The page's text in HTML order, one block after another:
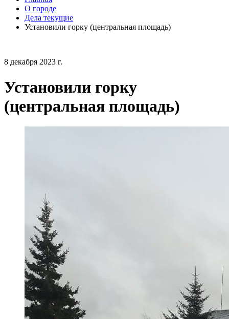
О городе
Дела текущие
Установили горку (центральная площадь)
8 декабря 2023 г.
Установили горку
(центральная площадь)